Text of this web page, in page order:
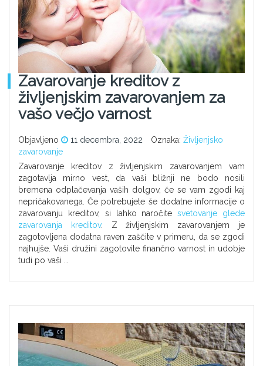
Zavarovanje kreditov z
življenjskim zavarovanjem za
vašo večjo varnost
Objavljeno 11 decembra, 2022 Oznaka: Življenjsko
zavarovanje
Zavarovanje kreditov z življenjskim zavarovanjem vam
zagotavlja mirno vest, da vaši bližnji ne bodo nosili
bremena odplačevanja vaših dolgov, če se vam zgodi kaj
nepričakovanega. Če potrebujete še dodatne informacije o
zavarovanju kreditov, si lahko naročitesvetovanje glede
zavarovanja kreditov. Z življenjskim zavarovanjem je
zagotovljena dodatna raven zaščite v primeru, da se zgodi
najhujše. Vaši družini zagotovite finančno varnost in udobje
tudi po vaši …